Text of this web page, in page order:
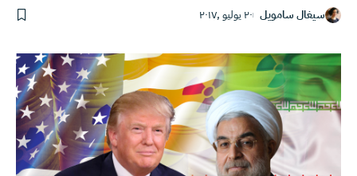
سيغال سامويل ٢٠ يوليو ,٢٠١٧